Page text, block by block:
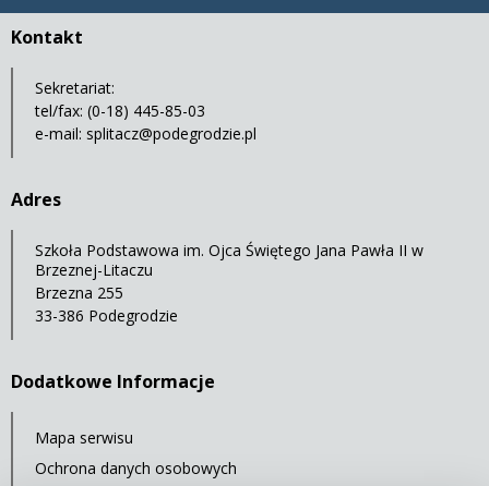
Kontakt
Sekretariat:
tel/fax: (0-18) 445-85-03
e-mail: splitacz@podegrodzie.pl
Adres
Szkoła Podstawowa im. Ojca Świętego Jana Pawła II w
Brzeznej-Litaczu
Brzezna 255
33-386 Podegrodzie
Dodatkowe Informacje
Mapa serwisu
Ochrona danych osobowych